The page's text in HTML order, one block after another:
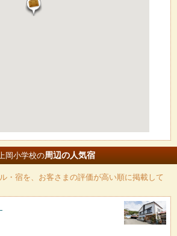
岡小学校の周辺の人気宿
・宿を、お客さまの評価が高い順に掲載して